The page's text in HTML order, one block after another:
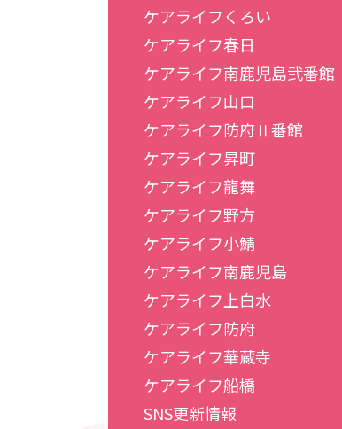
ケアライフくろい
ケアライフ春日
ケアライフ南鹿児島弐番館
ケアライフ山口
ケアライフ防府Ⅱ番館
ケアライフ昇町
ケアライフ龍舞
ケアライフ野方
ケアライフ小鯖
ケアライフ南鹿児島
ケアライフ上白水
ケアライフ防府
ケアライフ華蔵寺
ケアライフ船橋
SNS更新情報